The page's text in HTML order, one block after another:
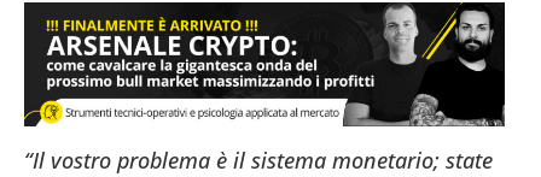
“Il vostro problema è il sistema monetario; state